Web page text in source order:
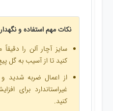
نکات مهم استفاده و
سایز آچار آلن را
کنید تا از آسیب به گل
از اعمال ضربه شدید و
غیراستاندارد برای
کنید.